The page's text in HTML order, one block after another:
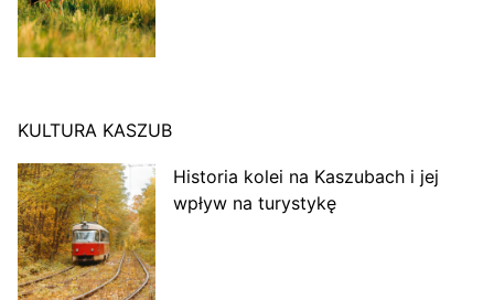
KULTURA KASZUB
Historia kolei na Kaszubach i jej
wpływ na turystykę